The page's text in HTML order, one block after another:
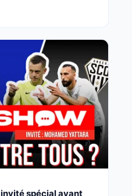
spécial avant